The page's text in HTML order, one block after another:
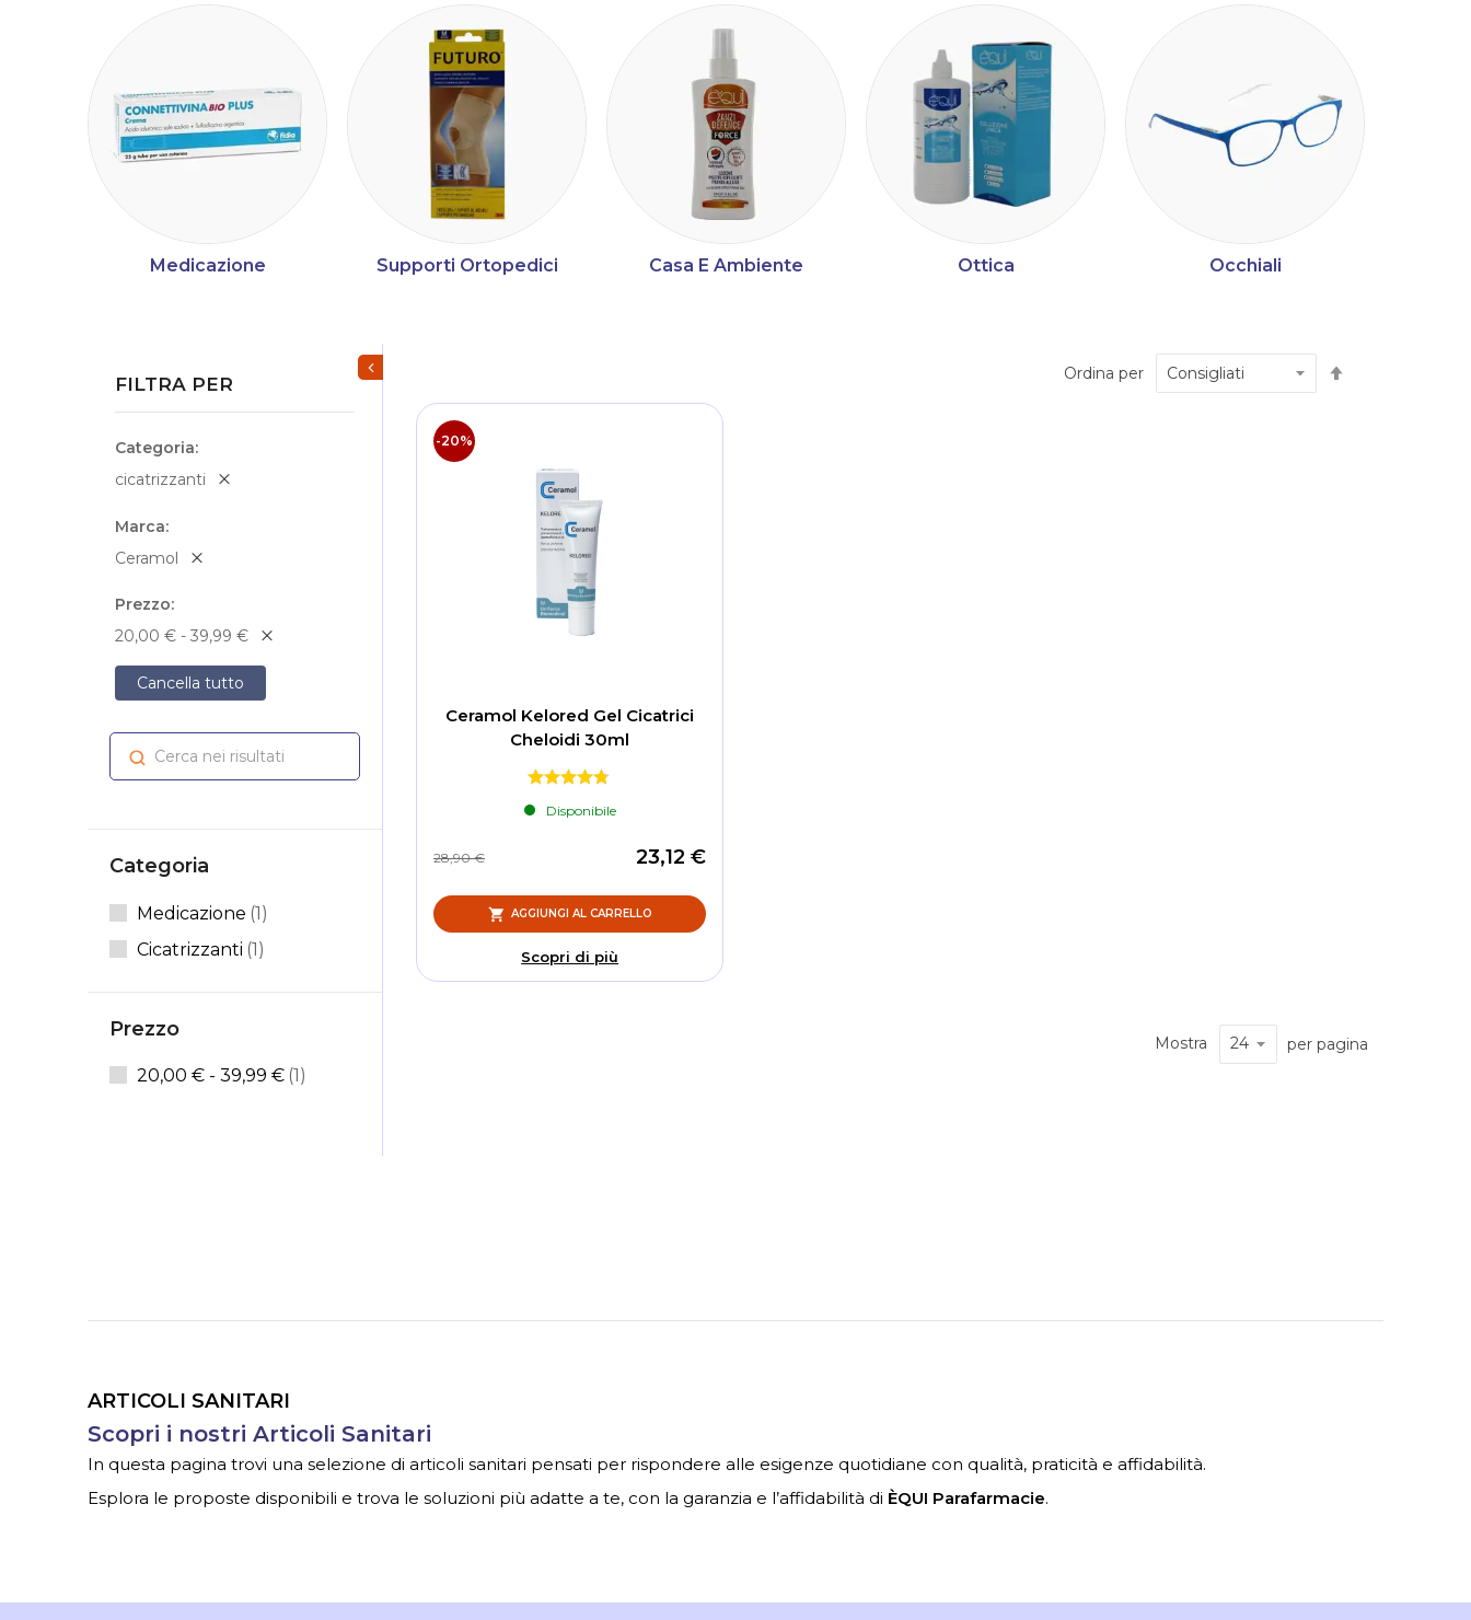
Medicazione Supporti Ortopedici Casa E Ambiente Ottica Occhiali
Ordina per
-20%
Ceramol Kelored Gel Cicatrici
Cheloidi 30ml
Disponibile
23,12 €
28,90 €
AGGIUNGI AL CARRELLO
Scopri di più
Mostra per pagina
FILTRA PER
Categoria
cicatrizzanti
Marca
Ceramol
Prezzo
20,00 € - 39,99 €
Cancella tutto
Cerca nei risultati Cerca
Categoria
Medicazione 1Elemento
Cicatrizzanti 1Elemento
Prezzo
20,00 € - 39,99 € 1 elemento
Mostra/Nascondi filtri
ARTICOLI SANITARI
Scopri i nostri Articoli Sanitari
In questa pagina trovi una selezione di articoli sanitari pensati per rispondere alle esigenze quotidiane con qualità, praticità e affidabilità.
Esplora le proposte disponibili e trova le soluzioni più adatte a te, con la garanzia e l’affidabilità di ÈQUI Parafarmacie.